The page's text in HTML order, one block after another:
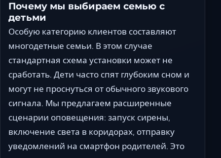
Почему мы выбираем семью с
детьми
Особую категорию клиентов составляют
многодетные семьи. В этом случае
стандартная схема установки может не
сработать. Дети часто спят глубоким сном и
могут не проснуться от обычного звукового
сигнала. Мы предлагаем расширенные
сценарии оповещения: запуск сирены,
включение света в коридорах, отправку
уведомлений на смартфон родителей. Это